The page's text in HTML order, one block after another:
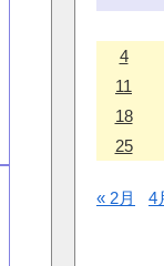
4
11
18
25
« 2月 4